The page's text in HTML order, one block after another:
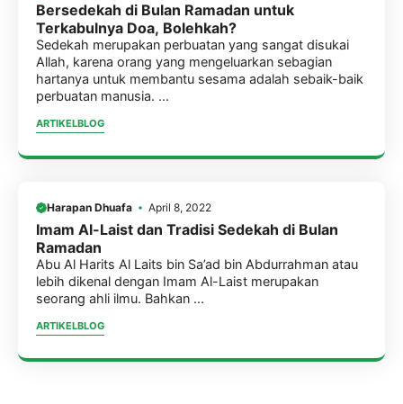
Bersedekah di Bulan Ramadan untuk
Terkabulnya Doa, Bolehkah?
Sedekah merupakan perbuatan yang sangat disukai
Allah, karena orang yang mengeluarkan sebagian
hartanya untuk membantu sesama adalah sebaik-baik
perbuatan manusia. ...
ARTIKELBLOG
Harapan Dhuafa April 8, 2022
Imam Al-Laist dan Tradisi Sedekah di Bulan
Ramadan
Abu Al Harits Al Laits bin Sa’ad bin Abdurrahman atau
lebih dikenal dengan Imam Al-Laist merupakan
seorang ahli ilmu. Bahkan ...
ARTIKELBLOG